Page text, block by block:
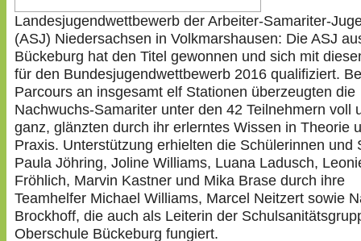
Landesjugendwettbewerb der Arbeiter-Samariter-
(ASJ) Niedersachsen in Volkmarshausen: Die ASJ
Bückeburg hat den Titel gewonnen und sich mit
für den Bundesjugendwettbewerb 2016 qualifiziert.
Parcours an insgesamt elf Stationen überzeugten die
Nachwuchs-Samariter unter den 42 Teilnehmern voll
ganz, glänzten durch ihr erlerntes Wissen in Theorie
Praxis. Unterstützung erhielten die Schülerinnen und
Paula Jöhring, Joline Williams, Luana Ladusch,
Fröhlich, Marvin Kastner und Mika Brase durch ihre
Teamhelfer Michael Williams, Marcel Neitzert sowie
Brockhoff, die auch als Leiterin der
Oberschule Bückeburg fungiert.